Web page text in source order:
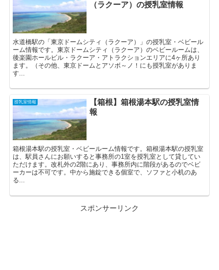
（ラクーア）の授乳室情報
水道橋駅の「東京ドームシティ（ラクーア）」の授乳室・ベビール
ーム情報です。東京ドームシティ（ラクーア）のベビールームは、
後楽園ホールビル・ラクーア・アトラクションエリアに4ヶ所あり
ます。（その他、東京ドームとアソボ～ノ！にも授乳室がありま
す...
授乳室情報
【箱根】箱根湯本駅の授乳室情
報
箱根湯本駅の授乳室・ベビールーム情報です。箱根湯本駅の授乳室
は、駅員さんにお願いすると事務所の1室を授乳室として貸してい
ただけます。改札外の2階にあり、事務所内に階段があるのでベビ
ーカーは不可です。中から施錠できる個室で、ソファと小机のあ
る...
スポンサーリンク